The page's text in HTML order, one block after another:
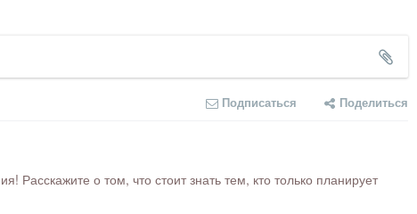
Подписаться Поделиться
о том, что стоит знать тем, кто только планирует